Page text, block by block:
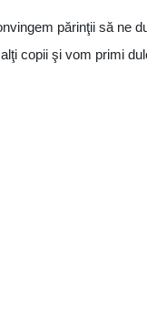
părinţii să ne
copii şi vom primi